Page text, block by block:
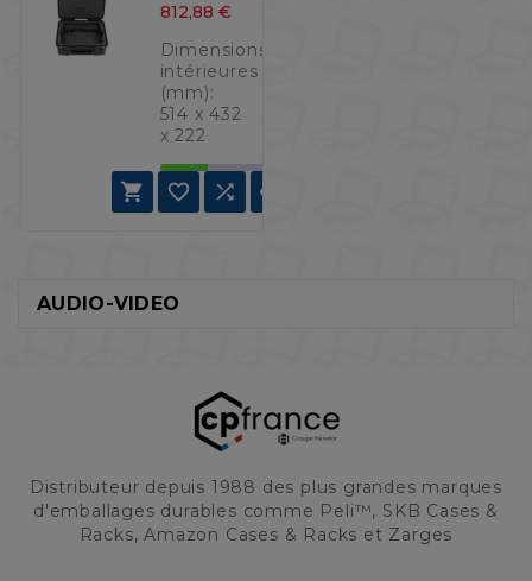
812,88 €
Dimensions
intérieures
(mm):
514 x 432
x 222
   
AUDIO-VIDEO
Distributeur depuis 1988 des plus grandes marques
d'emballages durables comme Peli™, SKB Cases &
Racks, Amazon Cases & Racks et Zarges